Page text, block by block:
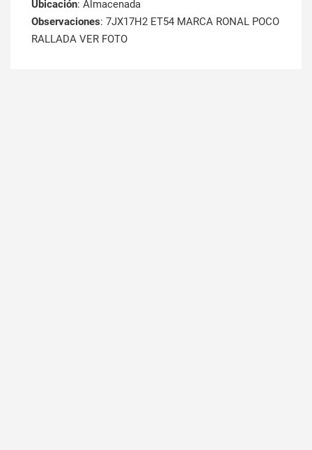
Ubicación: Almacenada
Observaciones: 7JX17H2 ET54 MARCA RONAL POCO
RALLADA VER FOTO